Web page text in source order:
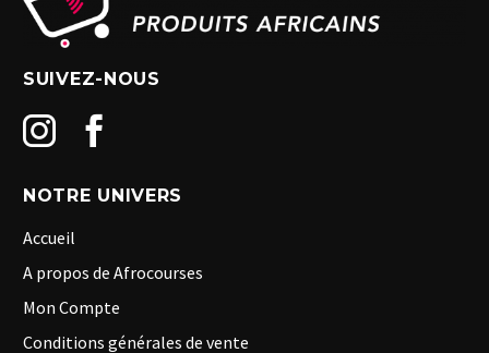
SUIVEZ-NOUS
NOTRE UNIVERS
Accueil
A propos de Afrocourses
Mon Compte
Conditions générales de vente